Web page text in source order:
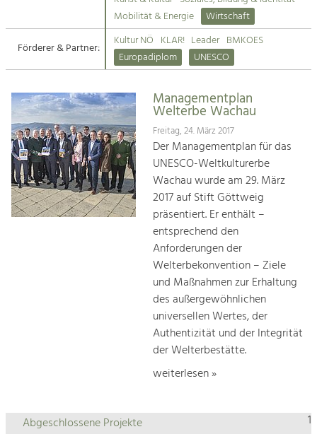
Suche
Impressum
Kontakt
Tourismus
Angebotsentwicklung und
Kunst & Kultur
Handwerk, Wissenschaft und Forschung.
Soziales, Bildung &
Identität
Gleichberechtigung, Jugend und
Integration
Mobilität & Energie
Klimawandel, öffentlicher Verkehr und
Steigerung regionaler Wertschöpfung
Mobilität & Energie
Wirtschaft
Förderer & Partner:
Kultur NÖ KLAR! Leader BMKOES
Europadiplom
UNESCO
Managementplan
Welterbe Wachau
Freitag, 24. März 2017
Der Managementplan für das
UNESCO-Weltkulturerbe
Wachau wurde am 29. März
2017 auf Stift Göttweig
präsentiert. Er enthält –
entsprechend den
Anforderungen der
Welterbekonvention – Ziele
und Maßnahmen zur Erhaltung
des außergewöhnlichen
universellen Wertes, der
Authentizität und der Integrität
der Welterbestätte.
weiterlesen »
1
Abgeschlossene Projekte